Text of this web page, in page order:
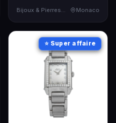
Monaco
⭐ Super affaire